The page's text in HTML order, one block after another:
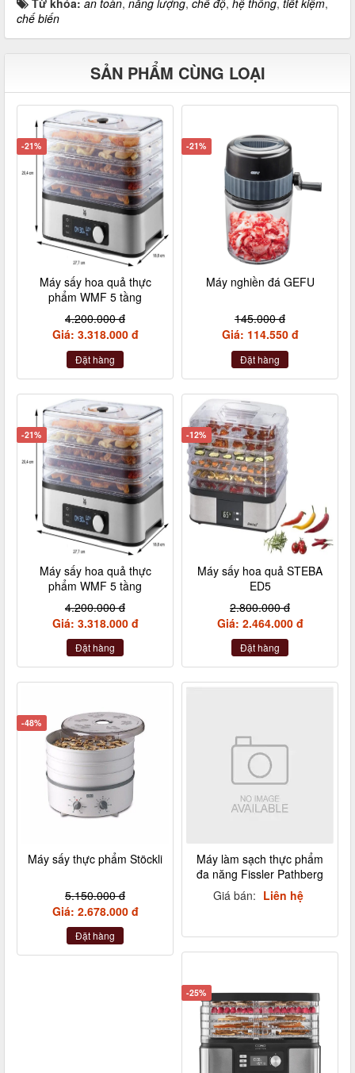
Từ khóa: an toàn, năng lượng, chế độ, hệ thống, tiết kiệm,
chế biến
SẢN PHẨM CÙNG LOẠI
-21%
Máy sấy hoa quả thực
phẩm WMF 5 tầng
4.200.000 đ
Giá: 3.318.000 đ
Đặt hàng
-21%
Máy nghiền đá GEFU
145.000 đ
Giá: 114.550 đ
Đặt hàng
-21%
Máy sấy hoa quả thực
phẩm WMF 5 tầng
4.200.000 đ
Giá: 3.318.000 đ
Đặt hàng
-12%
Máy sấy hoa quả STEBA
ED5
2.800.000 đ
Giá: 2.464.000 đ
Đặt hàng
-48%
Máy sấy thực phẩm Stöckli
5.150.000 đ
Giá: 2.678.000 đ
Đặt hàng
Máy làm sạch thực phẩm
đa năng Fissler Pathberg
Giá bán: Liên hệ
-25%